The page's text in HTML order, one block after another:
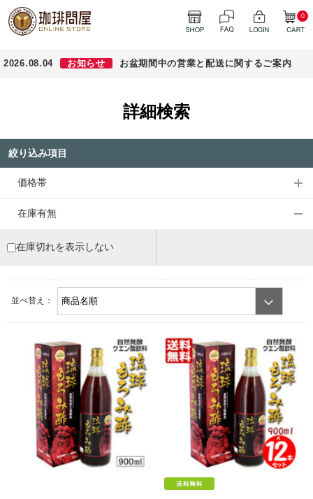
0
2026.08.04 お知らせ お盆期間中の営業と配送に関するご案内
詳細検索
絞り込み項目
価格帯
在庫有無
在庫切れを表示しない
並べ替え：